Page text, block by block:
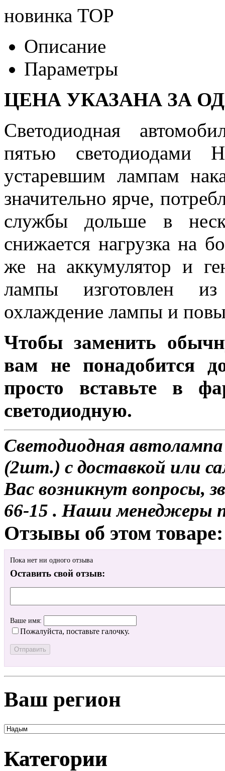
новинка TOP
Описание
Параметры
ЦЕНА УКАЗАНА ЗА
Светодиодная
пятью светодиодами
устаревшим лампам
значительно ярче,
службы дольше в
снижается нагрузка на
же на аккумулятор и
лампы изготовлен
охлаждение лампы и
Чтобы заменить
вам не понадобится
просто вставьте в
светодиодную.
Светодиодная
(2шт.) с доставкой или
Вас возникнут вопросы,
66-15 . Наши менеджеры
Отзывы об этом товаре:
Пока нет ни одного отзыва
Оставить свой отзыв:
Ваше имя:
Пожалуйста, поставьте галочку.
Ваш регион
Категории